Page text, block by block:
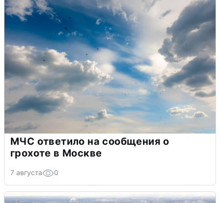
МЧС ответило на сообщения о
грохоте в Москве
7 августа 0